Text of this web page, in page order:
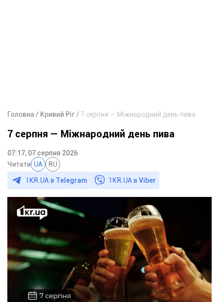
Головна Кривий Ріг 7 серпня — Міжнародний день пива
7 серпня — Міжнародний день пива
07:17, 07 серпня 2026
Читати UA RU
1KR.UA в Telegram 1KR.UA вViber